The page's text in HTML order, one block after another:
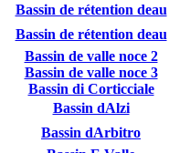
Bassin de rétention deau
Bassin de rétention deau
Bassin de valle noce 2
Bassin de valle noce 3
Bassin di Corticciale
Bassin dAlzi
Bassin dArbitro